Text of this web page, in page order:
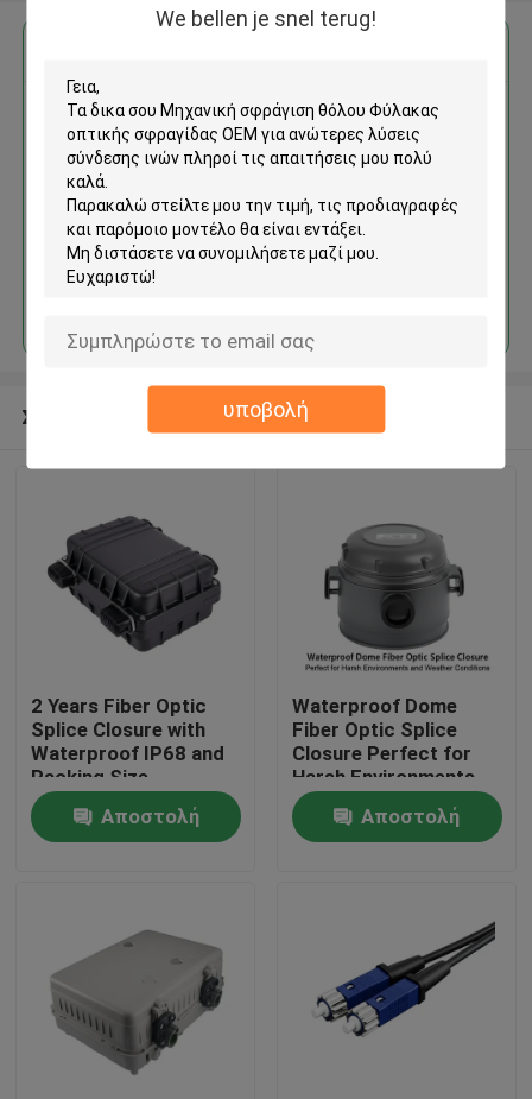
We bellen je snel terug!
υποβολή
Προϊόντα
Μηχανική σφράγιση θόλου
Φύλακας οπτικής σφραγίδας
OEM για ανώτερες λύσεις
σύνδεσης ινών
Συνιστώμενα προϊόντα
2 Years Fiber Optic
Splice Closure with
Waterproof IP68 and
Packing Size
300*235*100mm
Αποστολή
Waterproof Dome
Fiber Optic Splice
Closure Perfect for
Harsh Environments
and Weather
ConditionsΑποστολή